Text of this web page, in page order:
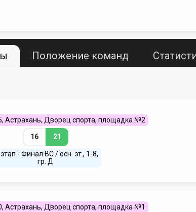
Положение команд
Астрахань, Дворец спорта, площадка №2
16 21
этап - Финал ВС / осн. эт., 1-8,
гр. Д
Астрахань, Дворец спорта, площадка №1